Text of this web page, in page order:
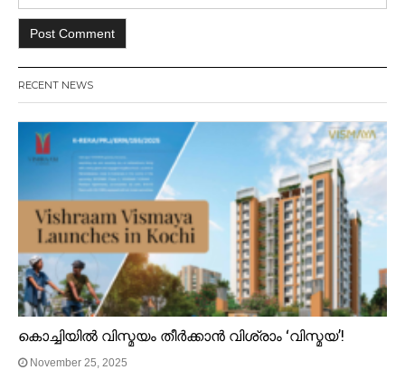
RECENT NEWS
കൊച്ചിയിൽ വിസ്മയം തീർക്കാൻ വിശ്രാം ‘വിസ്മയ’!
November 25, 2025